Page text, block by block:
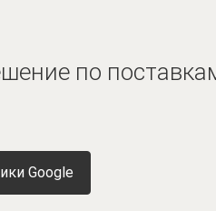
по
Google